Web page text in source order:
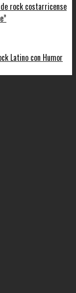
rock costarricense
Latino con Humor